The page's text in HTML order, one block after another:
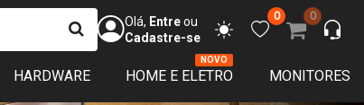
Olá, Entreou
Cadastre-se
0 0
HARDWARE HOME E ELETRO
NOVO
MONITORES